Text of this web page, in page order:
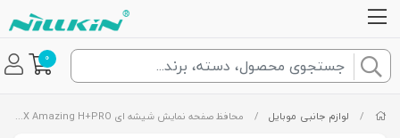
0
/ لوازم جانبی موبایل / محافظ صفحه نمایش شیشه ای LG Nexus 5X Amazing H+PRO